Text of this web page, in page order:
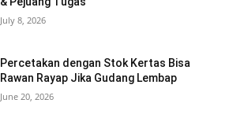
July 8, 2026
Percetakan dengan Stok Kertas Bisa
Rawan Rayap Jika Gudang Lembap
June 20, 2026